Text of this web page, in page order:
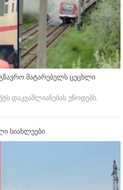
მატარებელს ცეცხლი
დაკვამლიანებას უწოდებს.
სიახლეები